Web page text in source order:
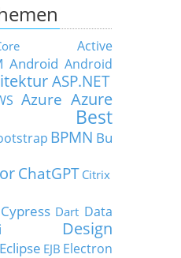
Active
Android Android
ASP.NET
Azure Azure
Best
BPMN Bu
ChatGPT Citrix
Cypress Dart Data
Design
Eclipse EJB Electron